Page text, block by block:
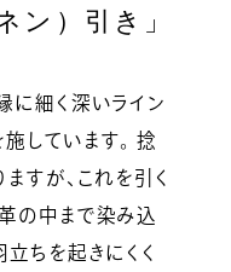
ン）引き」
に細く深いライン
施しています。 捻
すが、これを引く
の中まで染み込
ちを起きにくく